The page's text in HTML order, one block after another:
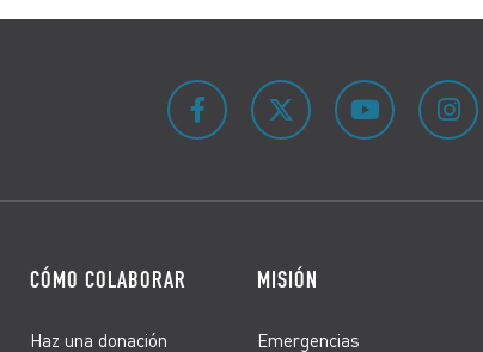
CÓMO COLABORAR
Haz una donación
MISIÓN
Emergencias